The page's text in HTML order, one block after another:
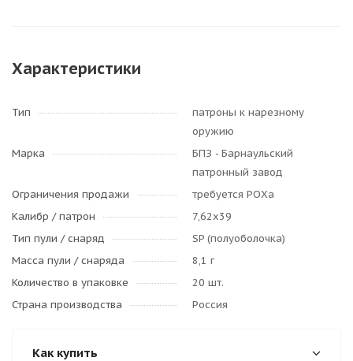
Характеристики
Тип
патроны к нарезному
оружию
Марка
БПЗ - Барнаульский
патронный завод
Ограничения продажи
требуется РОХа
Калибр / патрон
7,62x39
Тип пули / cнаряд
SP (полуоболочка)
Масса пули / снаряда
8,1 г
Количество в упаковке
20 шт.
Страна производства
Россия
Как купить